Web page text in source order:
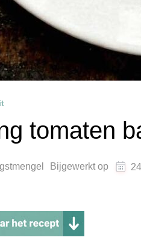
tomaten
Bijgewerkt op